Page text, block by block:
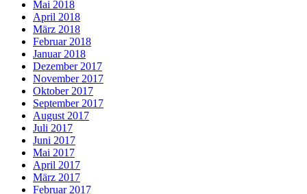
Mai 2018
April 2018
März 2018
Februar 2018
Januar 2018
Dezember 2017
November 2017
Oktober 2017
September 2017
August 2017
Juli 2017
Juni 2017
Mai 2017
April 2017
März 2017
Februar 2017